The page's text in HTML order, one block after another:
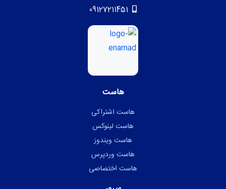
هاست
هاست اشتراکی
هاست لینوکس
هاست ویندوز
هاست وردپرس
هاست اختصاصی